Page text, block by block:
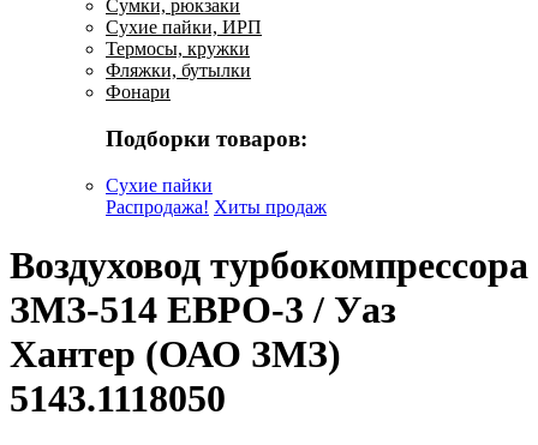
Сумки, рюкзаки
Сухие пайки, ИРП
Термосы, кружки
Фляжки, бутылки
Фонари
Подборки товаров:
Сухие пайки
Распродажа! Хиты продаж
Воздуховод турбокомпрессора
ЗМЗ-514 ЕВРО-3 / Уаз
Хантер (ОАО ЗМЗ)
5143.1118050